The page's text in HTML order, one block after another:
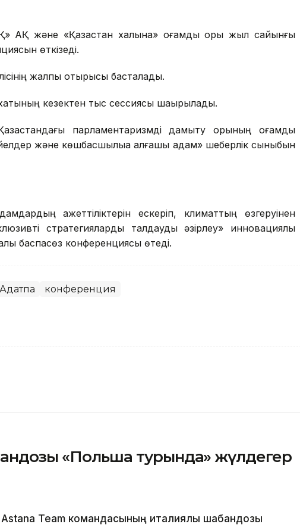
АҚ және «Қазақстан халқына» қоғамдық қоры жыл сайынғы
өткізеді.
жалпы отырысы басталады.
кезектен тыс сессиясы шақырылады.
парламентаризмді дамыту қорының қоғамдық
және көшбасшылыққа алғашқы қадам» шеберлік сыныбын
қажеттіліктерін ескеріп, климаттың өзгеруінен
стратегияларды талдауды әзірлеу» инновациялық
баспасөз конференциясы өтеді.
Аңдатпа конференция
«Польша турында» жүлдегер
Team командасының италиялық шабандозы